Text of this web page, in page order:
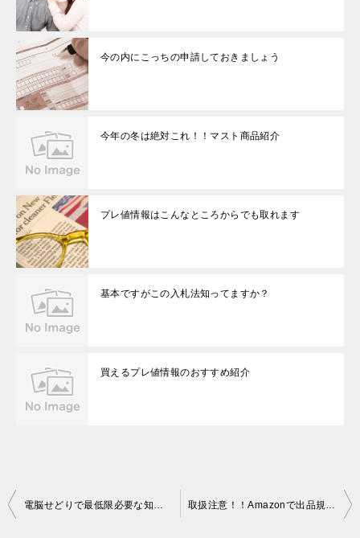
今の内にこっちの申請しておきましょう
今年の冬は絶対これ！！マスト商品紹介
プレ値情報はこんなところからでも取れます
基本ですがこの入札法知ってますか？
買えるプレ値情報のおすすめ紹介
投
稿
ナ
電脳せどりで最低限必要な知識！これ知らないと電脳せどらー失格！ 取扱注意！！Amazonで出品規制にひっかかる商品と防ぐ方法大公開！！